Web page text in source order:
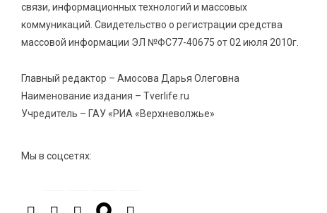
8 Авг 2026 05:02 271
В Тверской области провели Арбузный книжный
день
7 Авг 2026 23:02 344
В Тверской области стартовала четвертая смена:
инспекторы ГИБДД напомнили школьникам
связи, информационных технологий и массовых
коммуникаций. Свидетельство о регистрации средства
массовой информации ЭЛ №ФС77-40675 от 02 июля 2010г.
Главный редактор – Амосова Дарья Олеговна
Наименование издания – Tverlife.ru
Учредитель – ГАУ «РИА «Верхневолжье»
Мы в соцсетях: